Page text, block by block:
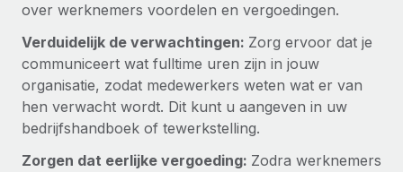
over werknemers voordelen en vergoedingen.
Verduidelijk de verwachtingen: Zorg ervoor dat je
communiceert wat fulltime uren zijn in jouw
organisatie, zodat medewerkers weten wat er van
hen verwacht wordt. Dit kunt u aangeven in uw
bedrijfshandboek of tewerkstelling.
Zorgen dat eerlijke vergoeding: Zodra werknemers